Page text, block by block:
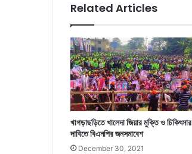
Related Articles
খাগড়াছড়িতে খালেদা জিয়ার মুক্তি ও চিকিৎসার
দাবিতে বিএনপির জনসমাবেশ
December 30, 2021